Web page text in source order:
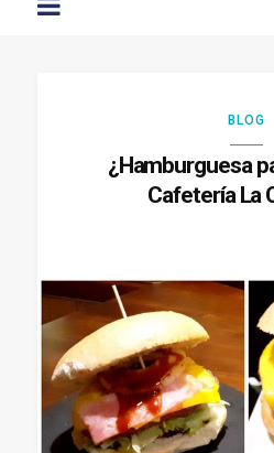
BLOG
¿Hamburguesa
Cafetería La